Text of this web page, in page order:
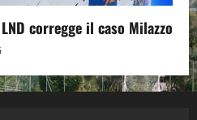
corregge il caso Milazzo